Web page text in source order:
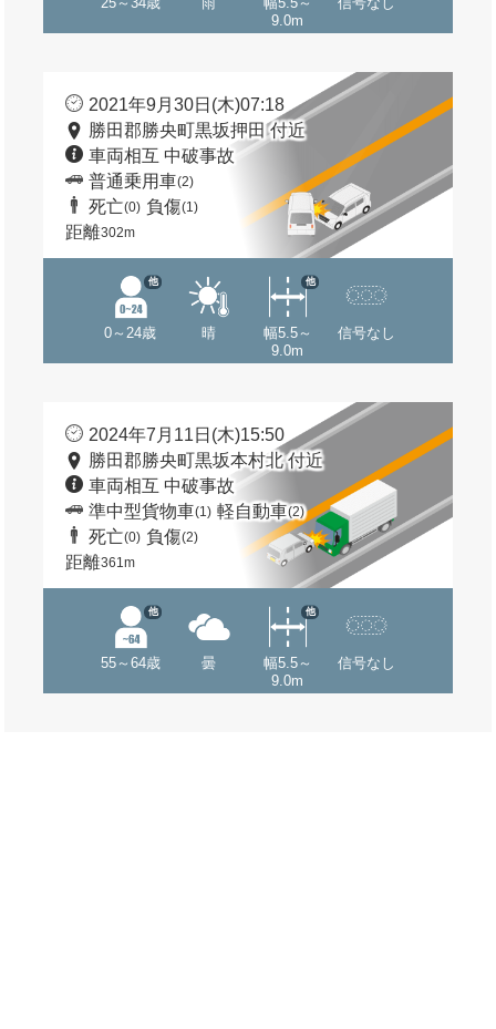
9.0m
2021年9月30日(木)07:18
勝田郡勝央町黒坂押田 付近
車両相互 中破事故
普通乗用車(2)
死亡(0) 負傷(1)
距離302m
0～24歳
他
晴
幅5.5～
9.0m
他
信号なし
2024年7月11日(木)15:50
勝田郡勝央町黒坂本村北 付近
車両相互 中破事故
準中型貨物車(1) 軽自動車(2)
死亡(0) 負傷(2)
距離361m
55～64歳
他
曇
幅5.5～
9.0m
他
信号なし